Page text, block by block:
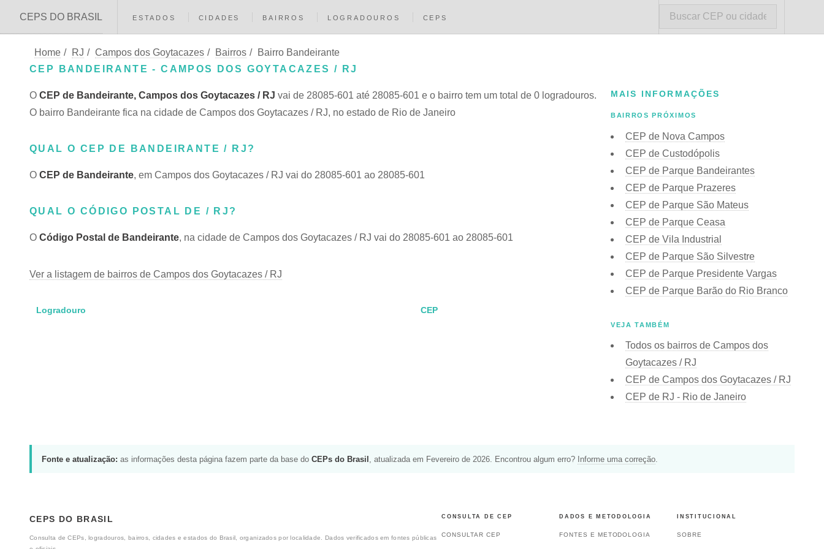
CEPS DO BRASIL ESTADOS CIDADES BAIRROS LOGRADOUROS CEPS
Home / RJ / Campos dos Goytacazes / Bairros /
Bairro Bandeirante
CEP BANDEIRANTE - CAMPOS DOS GOYTACAZES / RJ
O CEP de Bandeirante, Campos dos Goytacazes / RJ vai de 28085-601 até 28085-601 e o bairro tem um total de 0 logradouros.
O bairro Bandeirante fica na cidade de Campos dos Goytacazes / RJ, no estado de Rio de Janeiro
QUAL O CEP DE BANDEIRANTE / RJ?
O CEP de Bandeirante, em Campos dos Goytacazes / RJ vai do 28085-601 ao 28085-601
QUAL O CÓDIGO POSTAL DE / RJ?
O Código Postal de Bandeirante, na cidade de Campos dos Goytacazes / RJ vai do 28085-601 ao 28085-601
Ver a listagem de bairros de Campos dos Goytacazes / RJ
Logradouro CEP
MAIS INFORMAÇÕES
BAIRROS PRÓXIMOS
CEP de Nova Campos
CEP de Custodópolis
CEP de Parque Bandeirantes
CEP de Parque Prazeres
CEP de Parque São Mateus
CEP de Parque Ceasa
CEP de Vila Industrial
CEP de Parque São Silvestre
CEP de Parque Presidente Vargas
CEP de Parque Barão do Rio Branco
VEJA TAMBÉM
Todos os bairros de Campos dos
Goytacazes / RJ
CEP de Campos dos Goytacazes / RJ
CEP de RJ - Rio de Janeiro
Fonte e atualização: as informações desta página fazem parte da base do CEPs do Brasil , atualizada em Fevereiro de 2026. Encontrou algum erro? Informe uma correção
CEPS DO BRASIL
Consulta de CEPs, logradouros, bairros, cidades e estados do Brasil, organizados por localidade. Dados verificados em fontes públicas
CONSULTA DE CEP
CONSULTAR CEP
DADOS E METODOLOGIA
FONTES E METODOLOGIA
INSTITUCIONAL
SOBRE